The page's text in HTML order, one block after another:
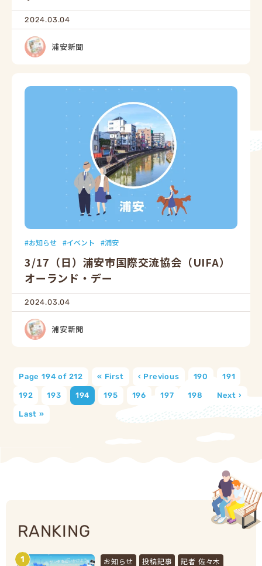
2024.03.04
浦安新聞
お知らせ イベント 浦安
3/17（日）浦安市国際交流協会（UIFA）
オーランド・デー
2024.03.04
浦安新聞
Page 194 of 212 « First ‹ Previous 190 191
192 193 194 195 196 197 198 Next ›
Last »
RANKING
1 お知らせ 投稿記事 記者 佐々木